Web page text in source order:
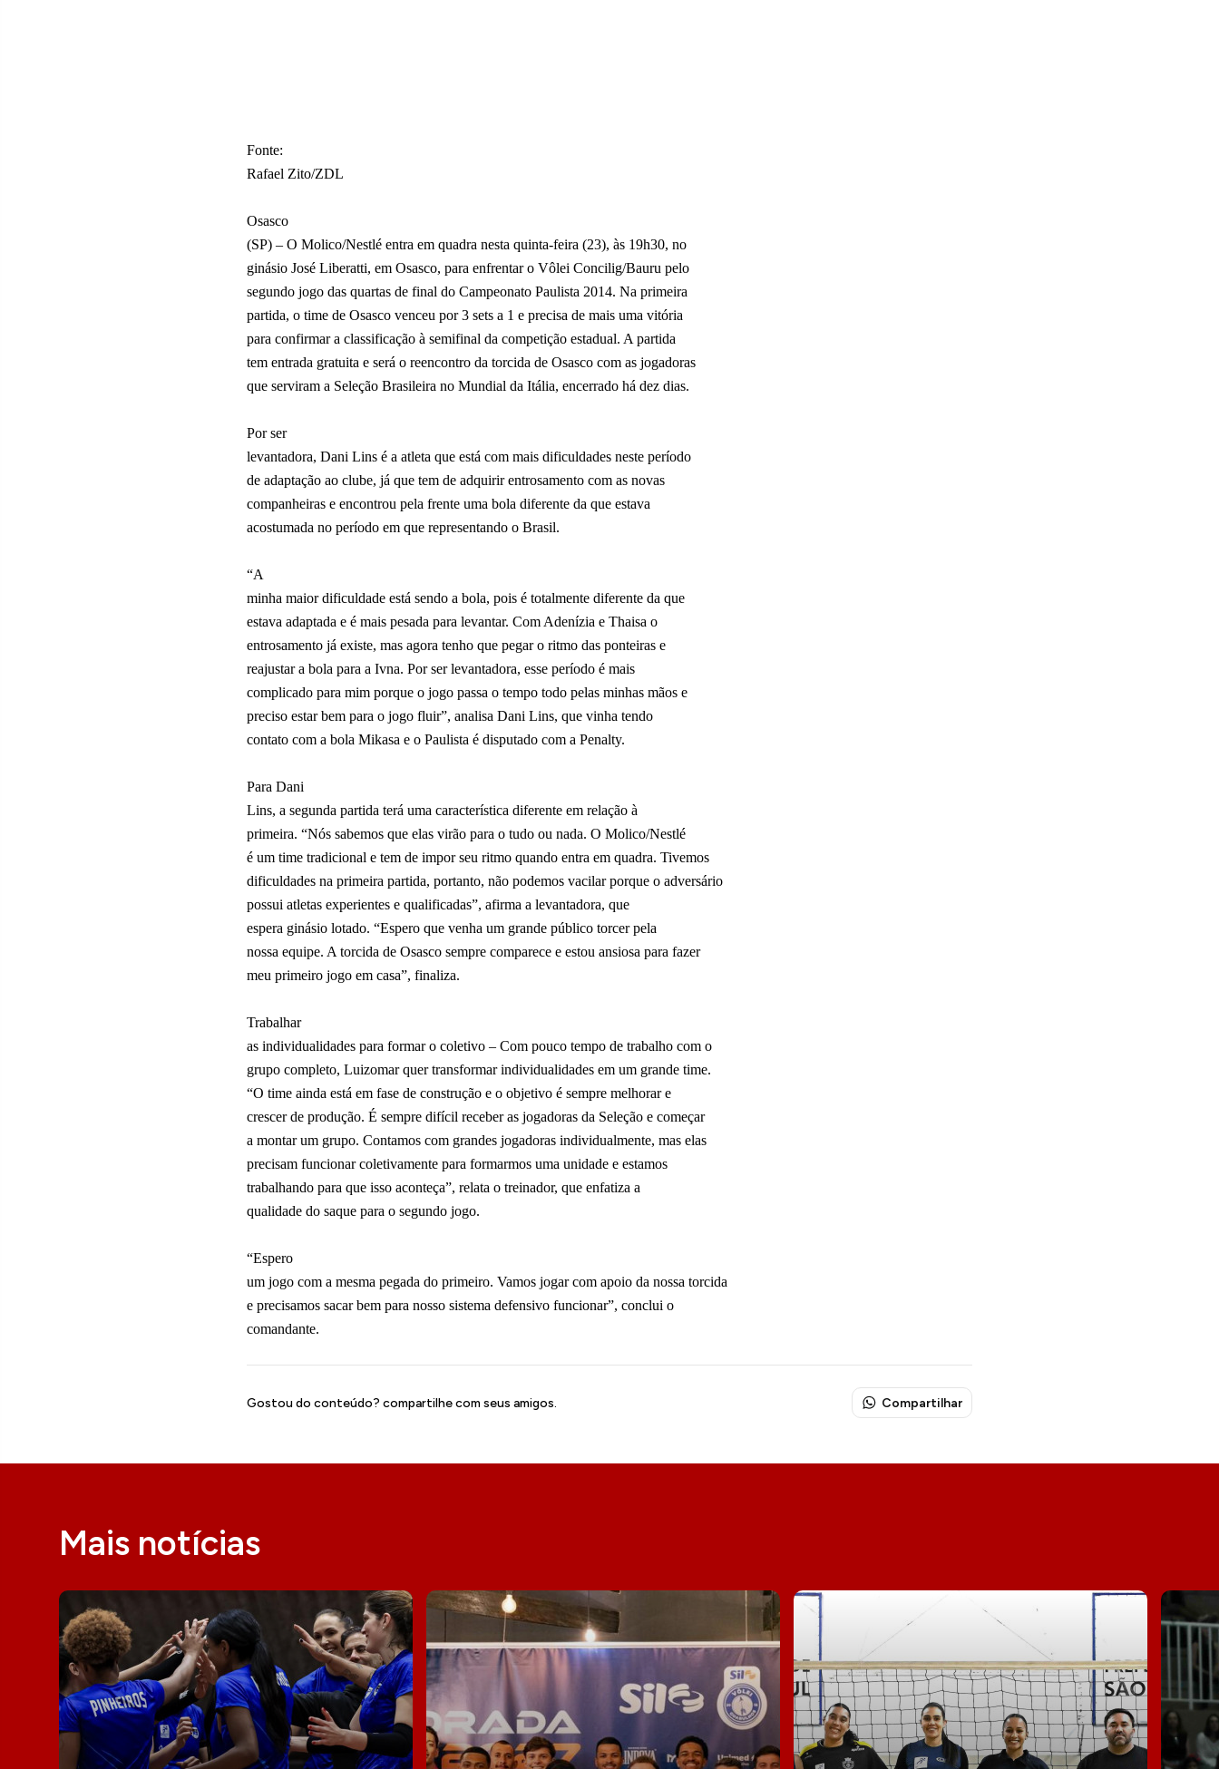
Fonte:
Rafael Zito/ZDL
Osasco
(SP) – O Molico/Nestlé entra em quadra nesta quinta-feira (23), às 19h30, no
ginásio José Liberatti, em Osasco, para enfrentar o Vôlei Concilig/Bauru pelo
segundo jogo das quartas de final do Campeonato Paulista 2014. Na primeira
partida, o time de Osasco venceu por 3 sets a 1 e precisa de mais uma vitória
para confirmar a classificação à semifinal da competição estadual. A partida
tem entrada gratuita e será o reencontro da torcida de Osasco com as jogadoras
que serviram a Seleção Brasileira no Mundial da Itália, encerrado há dez dias.
Por ser
levantadora, Dani Lins é a atleta que está com mais dificuldades neste período
de adaptação ao clube, já que tem de adquirir entrosamento com as novas
companheiras e encontrou pela frente uma bola diferente da que estava
acostumada no período em que representando o Brasil.
“A
minha maior dificuldade está sendo a bola, pois é totalmente diferente da que
estava adaptada e é mais pesada para levantar. Com Adenízia e Thaisa o
entrosamento já existe, mas agora tenho que pegar o ritmo das ponteiras e
reajustar a bola para a Ivna. Por ser levantadora, esse período é mais
complicado para mim porque o jogo passa o tempo todo pelas minhas mãos e
preciso estar bem para o jogo fluir”, analisa Dani Lins, que vinha tendo
contato com a bola Mikasa e o Paulista é disputado com a Penalty.
Para Dani
Lins, a segunda partida terá uma característica diferente em relação à
primeira. “Nós sabemos que elas virão para o tudo ou nada. O Molico/Nestlé
é um time tradicional e tem de impor seu ritmo quando entra em quadra. Tivemos
dificuldades na primeira partida, portanto, não podemos vacilar porque o adversário
possui atletas experientes e qualificadas”, afirma a levantadora, que
espera ginásio lotado. “Espero que venha um grande público torcer pela
nossa equipe. A torcida de Osasco sempre comparece e estou ansiosa para fazer
meu primeiro jogo em casa”, finaliza.
Trabalhar
as individualidades para formar o coletivo – Com pouco tempo de trabalho com o
grupo completo, Luizomar quer transformar individualidades em um grande time.
“O time ainda está em fase de construção e o objetivo é sempre melhorar e
crescer de produção. É sempre difícil receber as jogadoras da Seleção e começar
a montar um grupo. Contamos com grandes jogadoras individualmente, mas elas
precisam funcionar coletivamente para formarmos uma unidade e estamos
trabalhando para que isso aconteça”, relata o treinador, que enfatiza a
qualidade do saque para o segundo jogo.
“Espero
um jogo com a mesma pegada do primeiro. Vamos jogar com apoio da nossa torcida
e precisamos sacar bem para nosso sistema defensivo funcionar”, conclui o
comandante.
Gostou do conteúdo? compartilhe com seus amigos. Compartilhar
Mais notícias